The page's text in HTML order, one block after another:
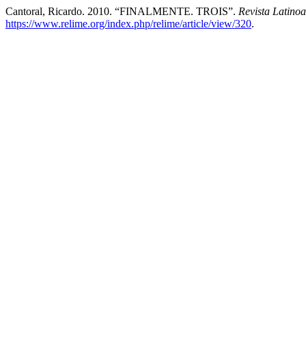
Cantoral, Ricardo. 2010. “FINALMENTE. TROIS”. Revista
https://www.relime.org/index.php/relime/article/view/320.